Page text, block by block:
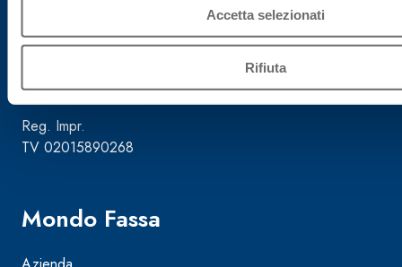
Accetta selezionati
Rifiuta
Cap. Soc.
Reg. Impr.
TV 02015890268
Mondo Fassa